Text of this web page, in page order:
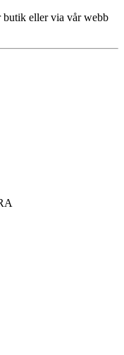
butik eller via vår webb